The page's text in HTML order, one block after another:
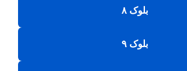
بلوک ۸
بلوک ۹